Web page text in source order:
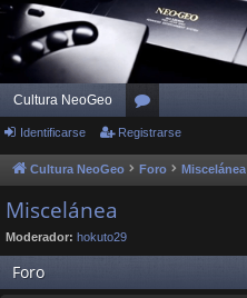
Cultura NeoGeo
or
os
Identificarse Registrarse
Cultura NeoGeo Foro Miscelánea
Miscelánea
Moderador: hokuto29
Foro